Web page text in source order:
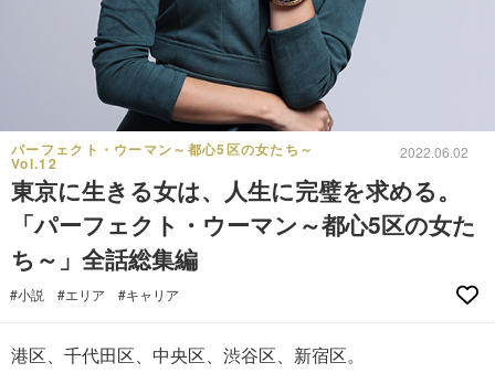
パーフェクト・ウーマン～都心5区の女たち～
Vol.12
2022.06.02
東京に生きる女は、人生に完璧を求める。
「パーフェクト・ウーマン～都心5区の女た
ち～」全話総集編
#小説 #エリア #キャリア
港区、千代田区、中央区、渋谷区、新宿区。